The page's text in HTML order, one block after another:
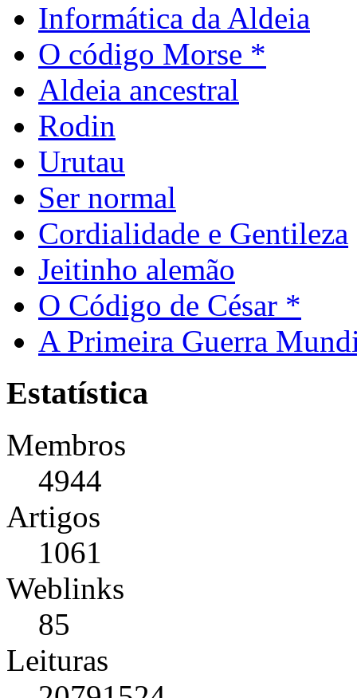
Informática da Aldeia
O código Morse *
Aldeia ancestral
Rodin
Urutau
Ser normal
Cordialidade e Gentileza
Jeitinho alemão
O Código de César *
A Primeira Guerra
Estatística
Membros
4944
Artigos
1061
Weblinks
85
Leituras